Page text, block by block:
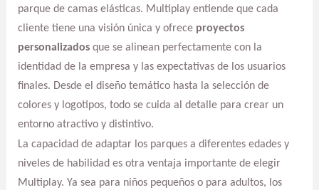
parque de camas elásticas. Multiplay entiende que cada
cliente tiene una visión única y ofrece proyectos
personalizadosque se alinean perfectamente con la
identidad de la empresa y las expectativas de los usuarios
finales. Desde el diseño temático hasta la selección de
colores y logotipos, todo se cuida al detalle para crear un
entorno atractivo y distintivo.
La capacidad de adaptar los parques a diferentes edades y
niveles de habilidad es otra ventaja importante de elegir
Multiplay. Ya sea para niños pequeños o para adultos, los